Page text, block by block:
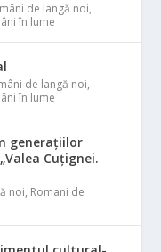
de langă noi,
în lume
de langă noi,
în lume
generațiilor
Cuțignei.
noi, Romani de